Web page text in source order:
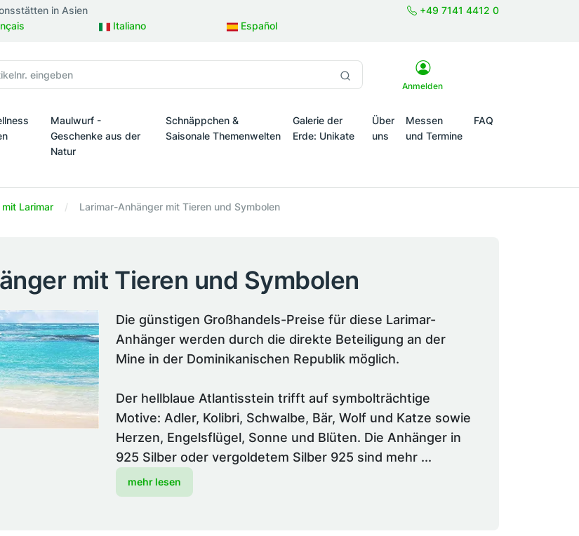
in Asien
+49 7141 4412 0
Italiano Español
Anmelden
Maulwurf -
Geschenke aus der
Natur
Schnäppchen &
Saisonale Themenwelten
Galerie der
Erde: Unikate
Über
uns
Messen
und Termine
FAQ
Larimar Larimar-Anhänger mit Tieren und Symbolen
mit Tieren und Symbolen
Die günstigen Großhandels-Preise für diese Larimar-
Anhänger werden durch die direkte Beteiligung an der
Mine in der Dominikanischen Republik möglich.
Der hellblaue Atlantisstein trifft auf symbolträchtige
Motive: Adler, Kolibri, Schwalbe, Bär, Wolf und Katze sowie
Herzen, Engelsflügel, Sonne und Blüten. Die Anhänger in
925 Silber oder vergoldetem Silber 925 sind mehr ...
mehr lesen